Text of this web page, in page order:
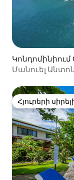
Կոնդոմինիում
Մանուել
Հյուրերի
Հյուրերի